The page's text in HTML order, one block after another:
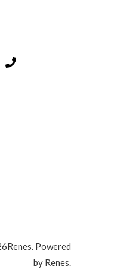
Powered
by Renes.